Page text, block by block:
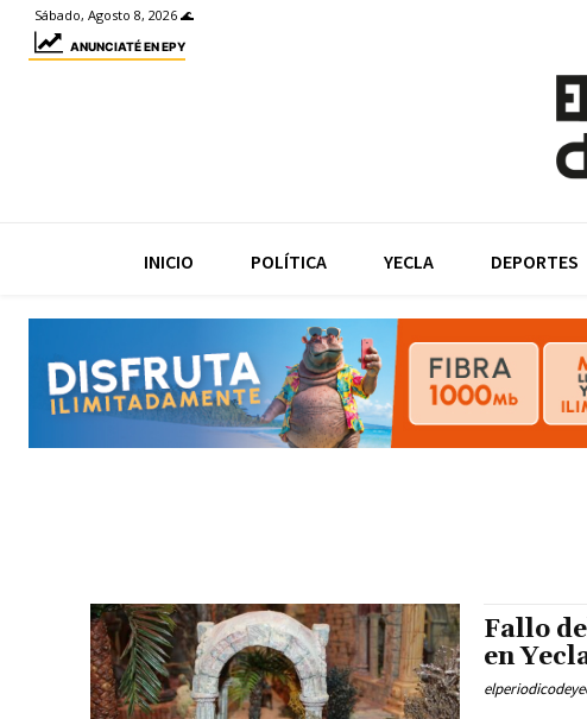
Sábado, Agosto 8, 2026 🌊
ANUNCIATÉ EN EPY
INICIO POLÍTICA YECLA DEPORTES
Fallo
en